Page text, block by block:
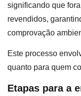
significando que
revendidos,
comprovação
Este processo
quanto para quem
Etapas para a